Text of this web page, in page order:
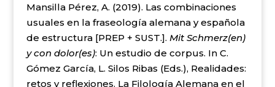
Mansilla Pérez, A. (2019). Las combinaciones
usuales en la fraseología alemana y española
de estructura [PREP + SUST.]. Mit Schmerz(en)
y con dolor(es): Un estudio de corpus. In C.
Gómez García, L. Silos Ribas (Eds.), Realidades:
retos y reflexiones. La Filología Alemana en el